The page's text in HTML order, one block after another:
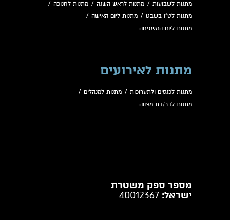
מתנות לשבועות / מתנות לראש השנה / מתנות לחנוכה /
מתנות לט"ו בשבט / מתנות ליום האישה /
מתנות ליום המשפחה
מתנות לאירועים
מתנות לכנסים ולתערוכות / מתנות למנהלים /
מתנות לבר/בת מצווה
מספר ספק משטרת
ישראל: